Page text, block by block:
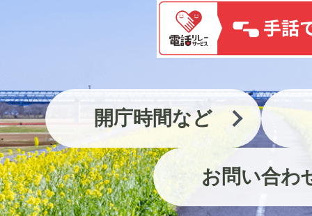
開庁時間など
お問い合わ